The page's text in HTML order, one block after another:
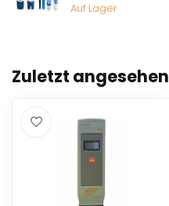
Auf Lager
Zuletzt angesehen